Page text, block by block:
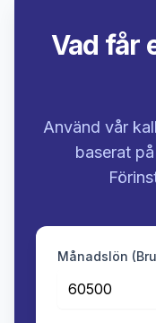
Vad får
Använd vår
baserat
Månadslön